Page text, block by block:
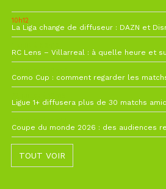
10h12
TOUT VOIR